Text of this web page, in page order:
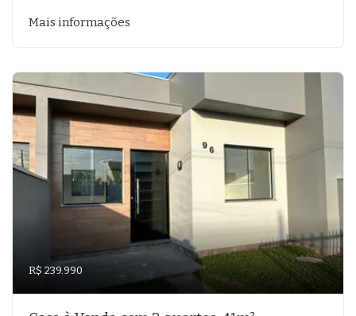
Mais informações
R$ 239.990